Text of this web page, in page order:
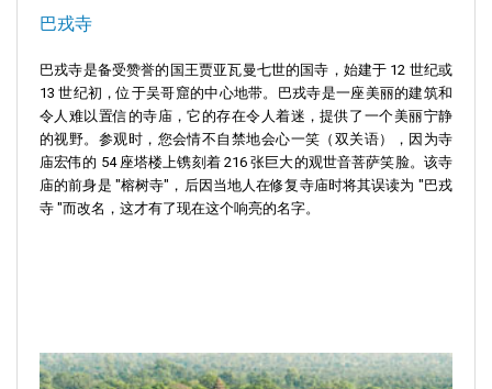
巴戎寺
巴戎寺是备受赞誉的国王贾亚瓦曼七世的国寺，始建于 12 世纪或
13 世纪初，位于吴哥窟的中心地带。巴戎寺是一座美丽的建筑和
令人难以置信的寺庙，它的存在令人着迷，提供了一个美丽宁静
的视野。参观时，您会情不自禁地会心一笑（双关语），因为寺
庙宏伟的 54 座塔楼上镌刻着 216 张巨大的观世音菩萨笑脸。该寺
庙的前身是 "榕树寺"，后因当地人在修复寺庙时将其误读为 "巴戎
寺 "而改名，这才有了现在这个响亮的名字。